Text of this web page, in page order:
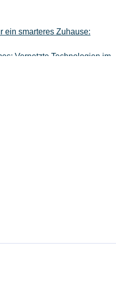
ein smarteres Zuhause:
Vernetzte Technologien im